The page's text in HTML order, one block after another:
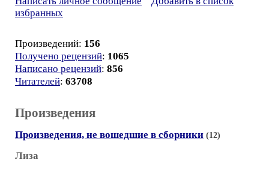
избранных
Произведений: 156
Получено рецензий: 1065
Написано рецензий: 856
Читателей: 63708
Произведения
Произведения, не вошедшие в сборники (12)
Лиза